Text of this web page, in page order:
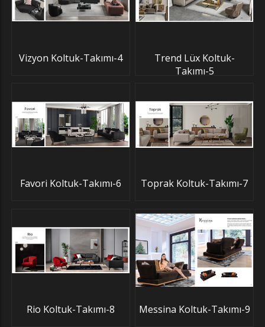
Vizyon Koltuk-Takımı-4
Trend Lüx Koltuk-
Takımı-5
Favori Koltuk-Takımı-6 Toprak Koltuk-Takımı-7
Rio Koltuk-Takımı-8 Messina Koltuk-Takımı-9